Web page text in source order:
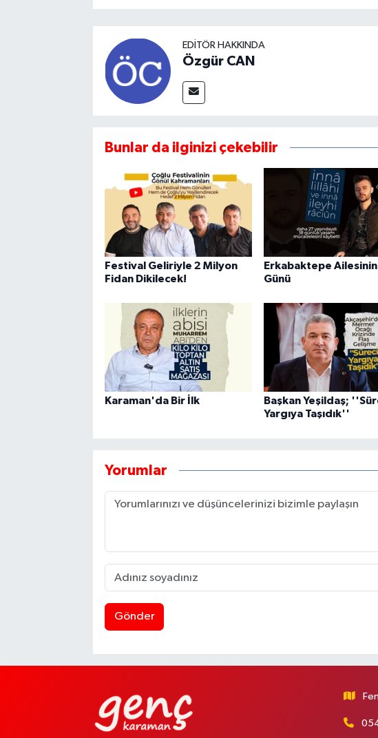
EDITÖR HAKKINDA
Özgür CAN
Bunlar da ilginizi çekebilir
Festival Geliriyle 2 Milyon
Fidan Dikilecek!
Erkabaktepe Ailesinin
Günü
Karaman'da Bir İlk
Başkan Yeşildaş;
Yargıya Taşıdık''
Yorumlar
Gönder